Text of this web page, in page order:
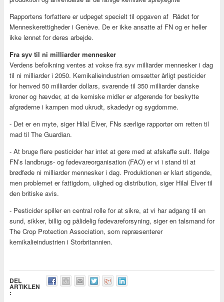
Rapportens forfattere er udpeget specielt til opgaven af Rådet for
Menneskerettigheder i Genève. De er ikke ansatte af FN og er heller
ikke lønnet for deres arbejde.
Fra syv til ni milliarder mennesker
Verdens befolkning ventes at vokse fra syv milliarder mennesker i dag
til ni milliarder i 2050. Kemikalieindustrien omsætter årligt pesticider
for henved 50 milliarder dollars, svarende til 350 milliarder danske
kroner og hævder, at de kemiske midler er afgørende for beskytte
afgrøderne i kampen mod ukrudt, skadedyr og sygdomme.
- Det er en myte, siger Hilal Elver, FNs særlige rapportør om retten til
mad til The Guardian.
- At bruge flere pesticider har intet at gøre med at afskaffe sult. Ifølge
FN’s landbrugs- og fødevareorganisation (FAO) er vi i stand til at
brødføde ni milliarder mennesker i dag. Produktionen er klart stigende,
men problemet er fattigdom, ulighed og distribution, siger Hilal Elver til
den britiske avis.
- Pesticider spiller en central rolle for at sikre, at vi har adgang til en
sund, sikker, billig og pålidelig fødevareforsyning, siger en talsmand for
The Crop Protection Association, som repræsenterer
kemikalieindustrien i Storbritannien.
DEL
ARTIKLEN
: